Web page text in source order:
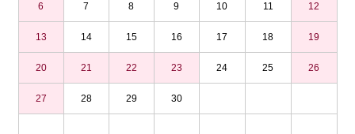
6 7 8 9 10 11 12
13 14 15 16 17 18 19
20 21 22 23 24 25 26
27 28 29 30